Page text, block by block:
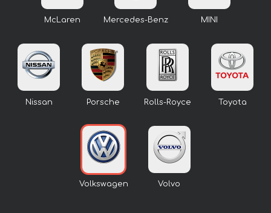
McLaren Mercedes-Benz MINI
Nissan Porsche Rolls-Royce Toyota
Volkswagen Volvo